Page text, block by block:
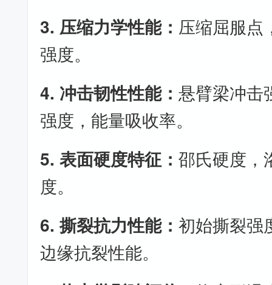
3. 压缩力学性能： 压缩屈服点
强度。
4. 冲击韧性性能：悬臂梁冲击
强度，能量吸收率。
5. 表面硬度特征：邵氏硬度，
度。
6. 撕裂抗力性能：初始撕裂强
边缘抗裂性能。